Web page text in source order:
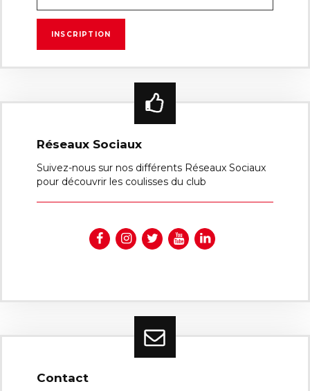
Réseaux Sociaux
Suivez-nous sur nos différents Réseaux Sociaux
pour découvrir les coulisses du club
Contact